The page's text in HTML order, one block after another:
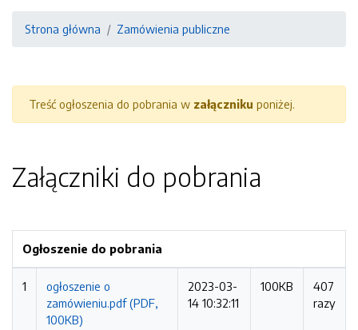
Strona główna Zamówienia publiczne
Treść ogłoszenia do pobrania w załączniku poniżej.
Załączniki do pobrania
Ogłoszenie do pobrania
1
ogłoszenie o
zamówieniu.pdf (PDF,
100KB)
2023-03-
14 10:32:11
100KB
407
razy